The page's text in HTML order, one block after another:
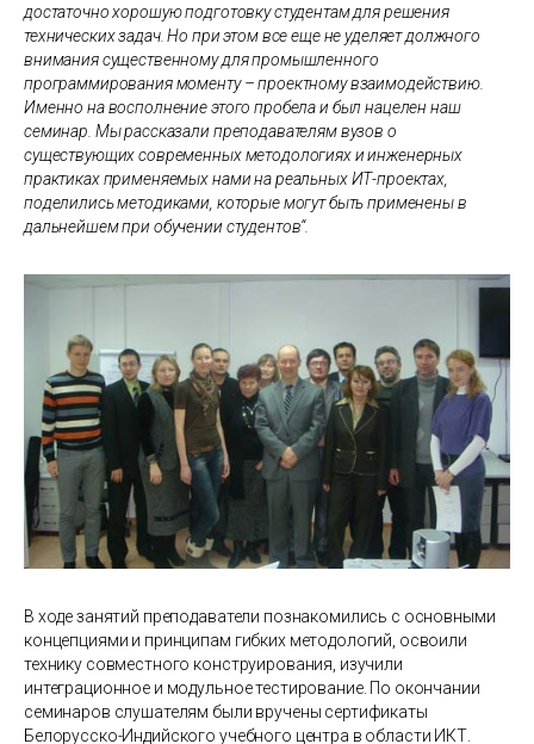
достаточно хорошую подготовку студентам для решения
технических задач. Но при этом все еще не уделяет должного
внимания существенному для промышленного
программирования моменту – проектному взаимодействию.
Именно на восполнение этого пробела и был нацелен наш
семинар. Мы рассказали преподавателям вузов о
существующих современных методологиях и инженерных
практиках применяемых нами на реальных ИТ-проектах,
поделились методиками, которые могут быть применены в
дальнейшем при обучении студентов“.
В ходе занятий преподаватели познакомились с основными
концепциями и принципам гибких методологий, освоили
технику совместного конструирования, изучили
интеграционное и модульное тестирование. По окончании
семинаров слушателям были вручены сертификаты
Белорусско-Индийского учебного центра в области ИКТ.